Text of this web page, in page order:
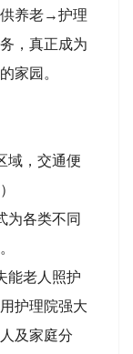
养老→护理
，真正成为
家园。
域，交通便
为各类不同
能老人照护
护理院强大
及家庭分